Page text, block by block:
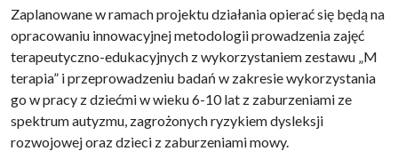
Zaplanowane w ramach projektu działania opierać się będą na
opracowaniu innowacyjnej metodologii prowadzenia zajęć
terapeutyczno-edukacyjnych z wykorzystaniem zestawu „M
terapia” i przeprowadzeniu badań w zakresie wykorzystania
go w pracy z dziećmi w wieku 6-10 lat z zaburzeniami ze
spektrum autyzmu, zagrożonych ryzykiem dysleksji
rozwojowej oraz dzieci z zaburzeniami mowy.